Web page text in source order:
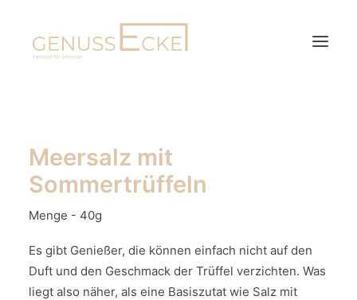
ÜBER UNS
KONTAKT
Meersalz mit
Sommertrüffeln
Menge - 40g
Es gibt Genießer, die können einfach nicht auf den
Duft und den Geschmack der Trüffel verzichten. Was
liegt also näher, als eine Basiszutat wie Salz mit